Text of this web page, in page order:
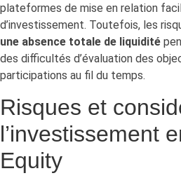
plateformes de mise en relation
d’investissement. Toutefois, les
une absence totale de liquidité
des difficultés d’évaluation des
participations au fil du temps.
Risques et
l’investissement
Equity